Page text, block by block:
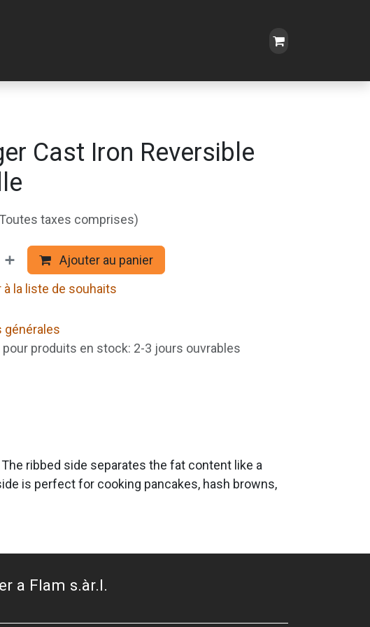
Cast Iron Reversible
taxes comprises)
Ajouter au panier
à la liste de souhaits
générales
pour produits en stock: 2-3 jours ouvrables
ribbed side separates the fat content like a
is perfect for cooking pancakes, hash browns,
a Flam s.àr.l.